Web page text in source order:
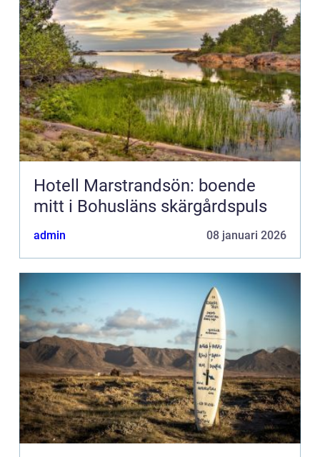
Hotell Marstrandsön: boende
mitt i Bohusläns skärgårdspuls
admin 08 januari 2026